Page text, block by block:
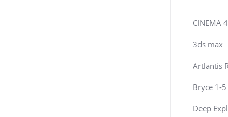
CINEMA
3ds max
Artlantis
Bryce 1-5
Deep